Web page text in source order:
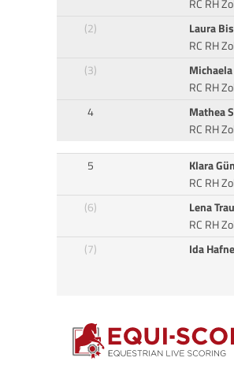
RC RH
(2)
Laura
RC RH
(3)
RC RH
4
Mathea
RC RH
5
Klara
RC RH
(6)
Lena
RC RH
(7)
Ida